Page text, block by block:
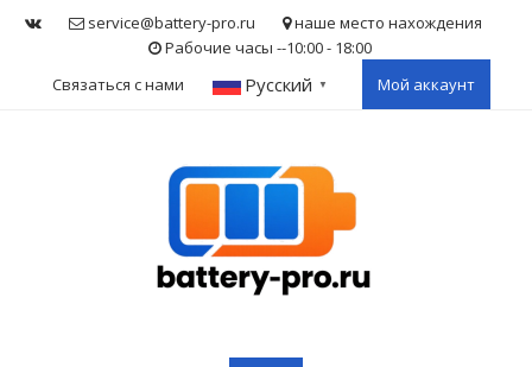
service@battery-pro.ru
наше место нахождения
Рабочие часы --10:00 - 18:00
Связаться с нами
Русский ▼ Мой аккаунт